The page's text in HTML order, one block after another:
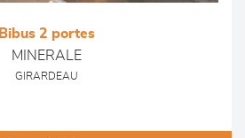
Bibus 2 portes
MINERALE
GIRARDEAU